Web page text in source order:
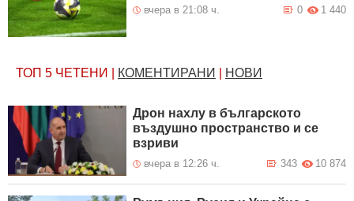
вчера в 21:08 ч. 1 440
0
ТОП 5 ЧЕТЕНИ КОМЕНТИРАНИ НОВИ
Дрон нахлу в българското
въздушно пространство и се
взриви
вчера в 12:26 ч. 10 874
343